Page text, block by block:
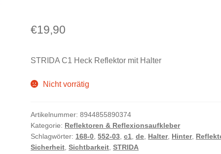
€19,90
STRIDA C1 Heck Reflektor mit Halter
Nicht vorrätig
Artikelnummer:8944855890374
Kategorie: Reflektoren & Reflexionsaufkleber
Schlagwörter: 168-0 ,552-03 ,c1 ,de Halter, Hinter,
Sicherheit ,Sichtbarkeit ,STRIDA